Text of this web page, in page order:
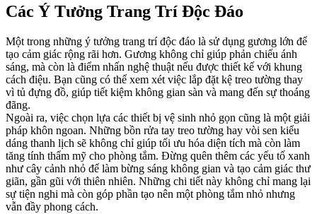
Các Ý Tưởng Trang Trí Độc Đáo
Một trong những ý tưởng trang trí độc đáo là sử dụng gương lớn để
tạo cảm giác rộng rãi hơn. Gương không chỉ giúp phản chiếu ánh
sáng, mà còn là điểm nhấn nghệ thuật nếu được thiết kế với khung
cách điệu. Bạn cũng có thể xem xét việc lắp đặt kệ treo tường thay
vì tủ đựng đồ, giúp tiết kiệm không gian sàn và mang đến sự thoáng
đãng.
Ngoài ra, việc chọn lựa các thiết bị vệ sinh nhỏ gọn cũng là một giải
pháp khôn ngoan. Những bồn rửa tay treo tường hay vòi sen kiểu
dáng thanh lịch sẽ không chỉ giúp tối ưu hóa diện tích mà còn làm
tăng tính thẩm mỹ cho phòng tắm. Đừng quên thêm các yếu tố xanh
như cây cảnh nhỏ để làm bừng sáng không gian và tạo cảm giác thư
giãn, gần gũi với thiên nhiên. Những chi tiết này không chỉ mang lại
sự tiện nghi mà còn góp phần tạo nên một phòng tắm nhỏ nhưng
vẫn đầy phong cách.